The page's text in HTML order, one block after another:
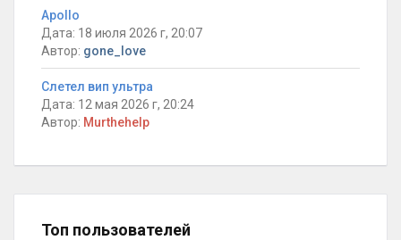
Apollo
Дата: 18 июля 2026 г, 20:07
Автор: gone_love
Слетел вип ультра
Дата: 12 мая 2026 г, 20:24
Автор: Murthehelp
Топ пользователей